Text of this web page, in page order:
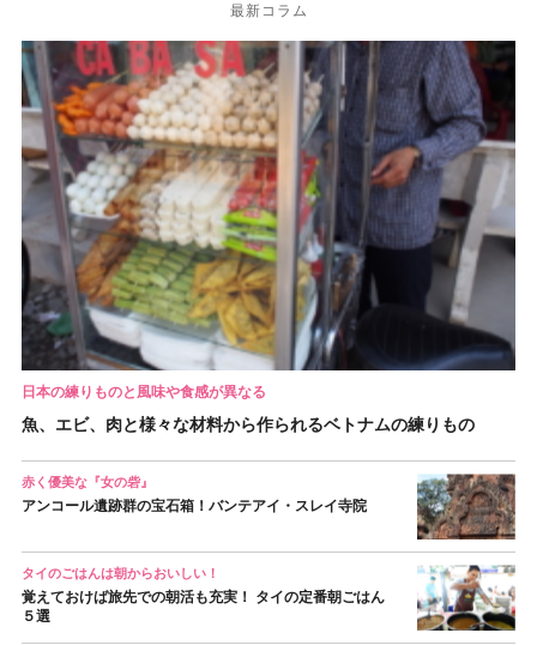
最新コラム
日本の練りものと風味や食感が異なる
魚、エビ、肉と様々な材料から作られるベトナムの練りもの
赤く優美な『女の砦』
アンコール遺跡群の宝石箱！バンテアイ・スレイ寺院
タイのごはんは朝からおいしい！
覚えておけば旅先での朝活も充実！ タイの定番朝ごはん
５選